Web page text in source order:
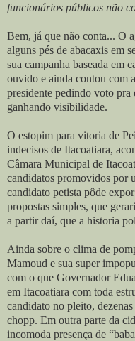
funcionários públicos não
Bem, já que não conta... O
alguns pés de abacaxis em
sua campanha baseada em
ouvido e ainda contou com
presidente pedindo voto
ganhando visibilidade.
O estopim para vitoria de
indecisos de Itacoatiara,
Câmara Municipal de
candidatos promovidos por
candidato petista pôde
propostas simples, que
a partir daí, que a historia
Ainda sobre o clima de
Mamoud e sua super
com o que Governador
em Itacoatiara com toda
candidato no pleito,
chopp. Em outra parte da
incomoda presença de